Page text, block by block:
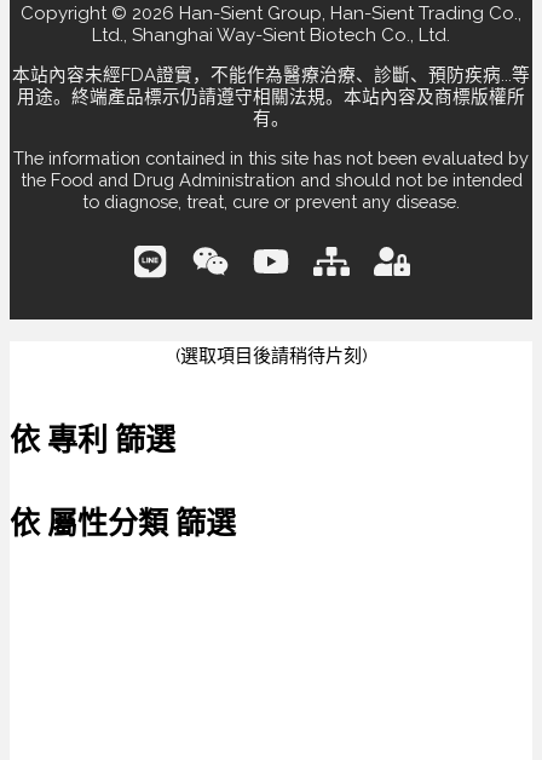
Copyright © 2026 Han-Sient Group, Han-Sient Trading Co.,
Ltd., Shanghai Way-Sient Biotech Co., Ltd.
本站內容未經FDA證實，不能作為醫療治療、診斷、預防疾病...等
用途。終端產品標示仍請遵守相關法規。本站內容及商標版權所
有。
The information contained in this site has not been evaluated by
the Food and Drug Administration and should not be intended
to diagnose, treat, cure or prevent any disease.
(選取項目後請稍待片刻)
依 專利 篩選
依 屬性分類 篩選